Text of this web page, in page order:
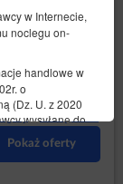
w Internecie,
noclegu on-
handlowe w
o
(Dz. U. z 2020
wysyłane do
jego
zgody
682,36 zł
Dostępność
Pokaż oferty